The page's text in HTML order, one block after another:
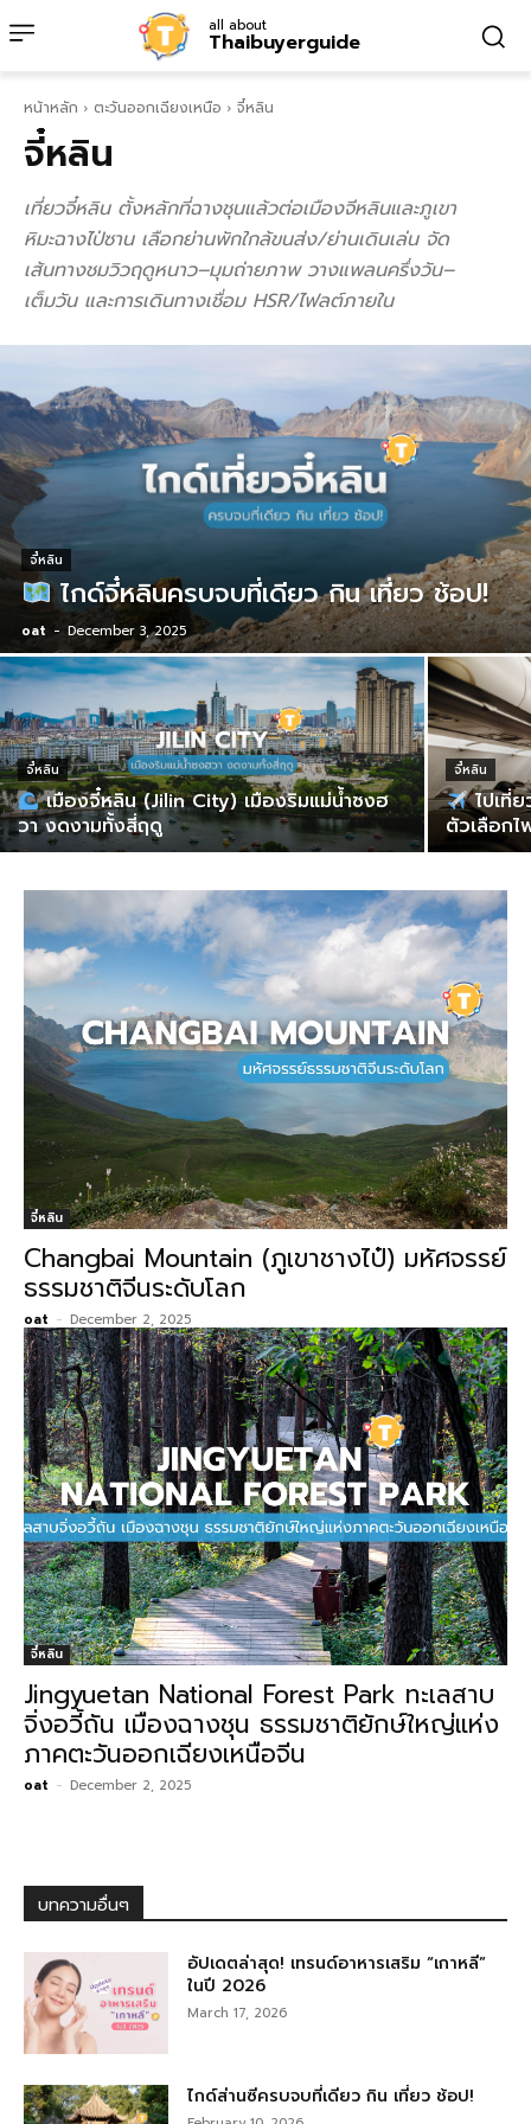
all about
Thaibuyerguide
หน้าหลัก ตะวันออกเฉียงเหนือ จี๋หลิน
จี๋หลิน
เที่ยวจี๋หลิน ตั้งหลักที่ฉางชุนแล้วต่อเมืองจีหลินและภูเขา
หิมะฉางไป่ซาน เลือกย่านพักใกล้ขนส่ง/ย่านเดินเล่น จัด
เส้นทางชมวิวฤดูหนาว–มุมถ่ายภาพ วางแพลนครึ่งวัน–
เต็มวัน และการเดินทางเชื่อม HSR/ไฟลต์ภายใน
จี๋หลิน
ไกด์จี๋หลินครบจบที่เดียว กิน เที่ยว ช้อป!
oat - December 3, 2025
จี๋หลิน
เมืองจี๋หลิน (Jilin City) เมืองริมแม่น้ำซงฮ
วา งดงามทั้งสี่ฤดู
จี๋หลิน
ไปเที่ย
ตัวเลือกไ
จี๋หลิน
Changbai Mountain (ภูเขาชางไป๋) มหัศจรรย์
ธรรมชาติจีนระดับโลก
oat - December 2, 2025
จี๋หลิน
Jingyuetan National Forest Park ทะเลสาบ
จิ่งอวี้ถัน เมืองฉางชุน ธรรมชาติยักษ์ใหญ่แห่ง
ภาคตะวันออกเฉียงเหนือจีน
oat - December 2, 2025
บทความอื่นๆ
อัปเดตล่าสุด! เทรนด์อาหารเสริม “เกาหลี”
ในปี 2026
March 17, 2026
ไกด์ส่านซีครบจบที่เดียว กิน เที่ยว ช้อป!